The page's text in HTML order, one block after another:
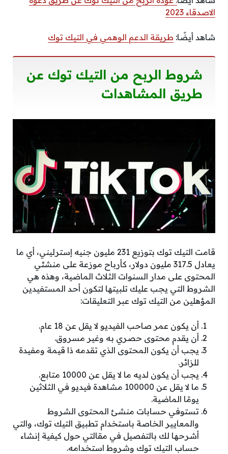
الاصدقاء 2023
شاهد أيضًا: طريقة الدعم الوهمي في التيك توك
شروط الربح من التيك توك عن
طريق المشاهدات
قامت التيك توك بتوزيع 231 مليون جنيه إسترليني، أي ما
يعادل 317.5 مليون دولار، كأرباح موزعة على منشئي
المحتوى على مدار السنوات الثلاث الماضية، وهذه هي
الشروط التي يجب عليك تلبيتها لتكون أحد المستفيدين
المؤهلين من التيك توك عبر التعليقات:
أن يكون عمر صاحب الفيديو لا يقل عن 18 عام.
أن يقدم محتوى حصري به وغير مسروق.
يجب أن يكون المحتوى الذي تقدمه ذا قيمة ومفيدة
للزائر.
يجب أن يكون لديه ما لا يقل عن 10000 متابع.
ما لا يقل عن 100000 مشاهدة فيديو في الثلاثين
يومًا الماضية.
تستوفي حسابات منشئ المحتوى الشروط
والمعايير الخاصة باستخدام تطبيق التيك توك، والتي
أشرحها لك بالتفصيل في مقالتي حول كيفية إنشاء
حساب التيك توك وشروط استخدامه.